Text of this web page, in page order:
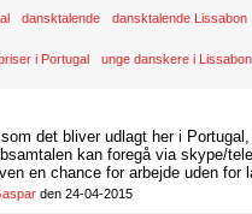
dansktalende dansktalende Lissabon
i Portugal unge danskere i Lissabon
det bliver udlagt her i
kan foregå via skype/
en chance for arbejde uden for
den 24-04-2015